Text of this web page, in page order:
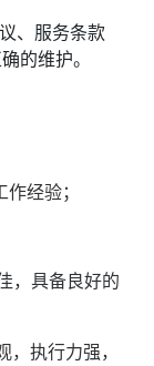
、服务条款
的维护。
经验；
，具备良好的
执行力强，